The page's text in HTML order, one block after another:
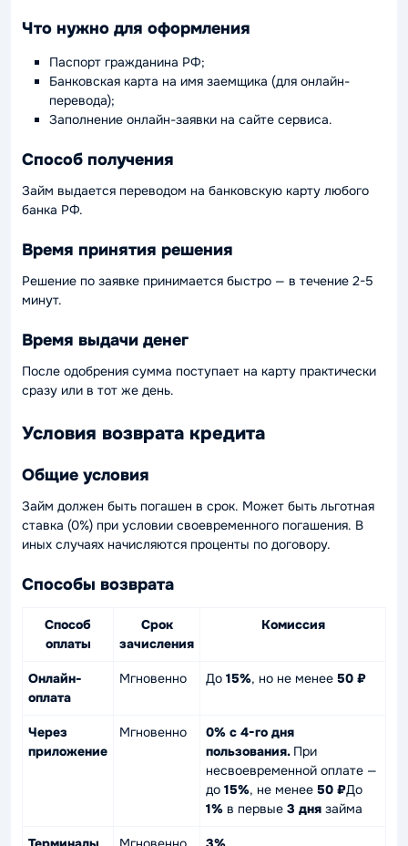
Что нужно для оформления
Паспорт гражданина РФ;
Банковская карта на имя заемщика (для онлайн-
перевода);
Заполнение онлайн-заявки на сайте сервиса.
Способ получения
Займ выдается переводом на банковскую карту любого
банка РФ.
Время принятия решения
Решение по заявке принимается быстро — в течение 2-5
минут.
Время выдачи денег
После одобрения сумма поступает на карту практически
сразу или в тот же день.
Условия возврата кредита
Общие условия
Займ должен быть погашен в срок. Может быть льготная
ставка (0%) при условии своевременного погашения. В
иных случаях начисляются проценты по договору.
Способы возврата
Способ
оплаты
Срок
зачисления
Комиссия
Онлайн-
оплата
Мгновенно До 15%, но не менее 50 ₽
Через
приложение
Мгновенно
0% с 4-го дня
пользования. При
несвоевременной оплате —
до 15%, не менее 50 ₽До
1% в первые 3 дня займа